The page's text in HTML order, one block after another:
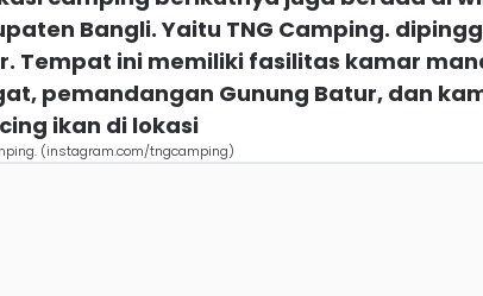
Bangli. Yaitu TNG Camping.
Tempat ini memiliki fasilitas kamar
pemandangan Gunung Batur, dan
ikan di lokasi
(instagram.com/tngcamping)